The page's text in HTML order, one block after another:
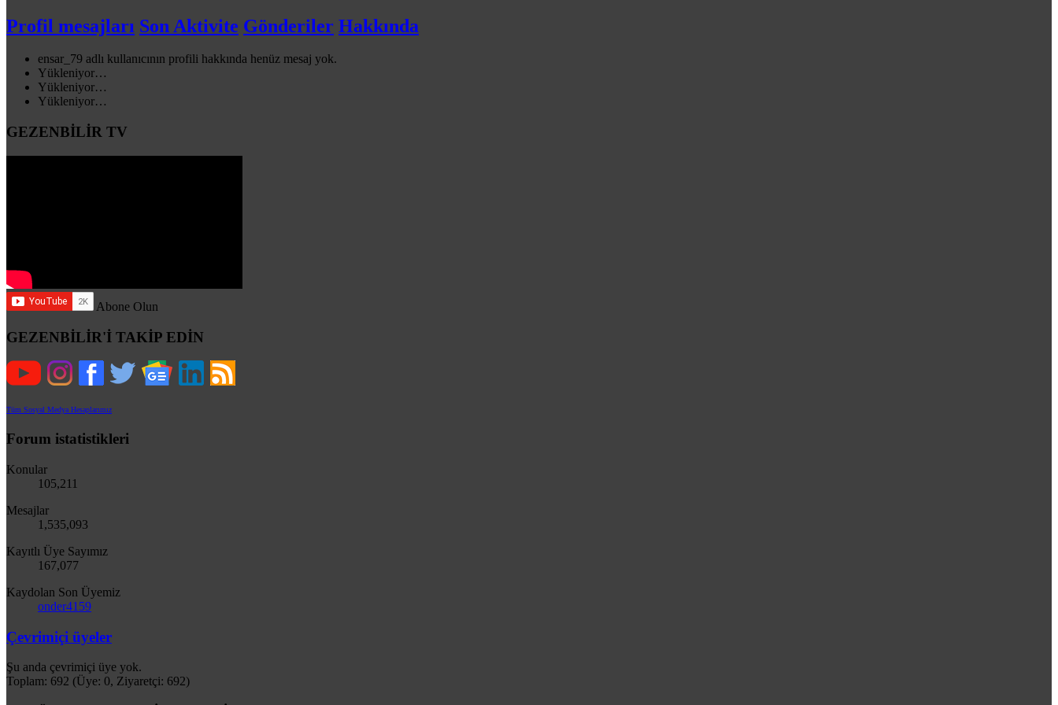
Profil mesajları Son Aktivite Gönderiler Hakkında
ensar_79 adlı kullanıcının profili hakkında henüz mesaj yok.
Yükleniyor…
Yükleniyor…
Yükleniyor…
GEZENBİLİR TV
Abone Olun
GEZENBİLİR'İ TAKİP EDİN
Tüm Sosyal Medya Hesaplarımız
Forum istatistikleri
Konular
105,211
Mesajlar
1,535,093
Kayıtlı Üye Sayımız
167,077
Kaydolan Son Üyemiz
onder4159
Çevrimiçi üyeler
Şu anda çevrimiçi üye yok.
Toplam: 692 (Üye: 0, Ziyaretçi: 692)